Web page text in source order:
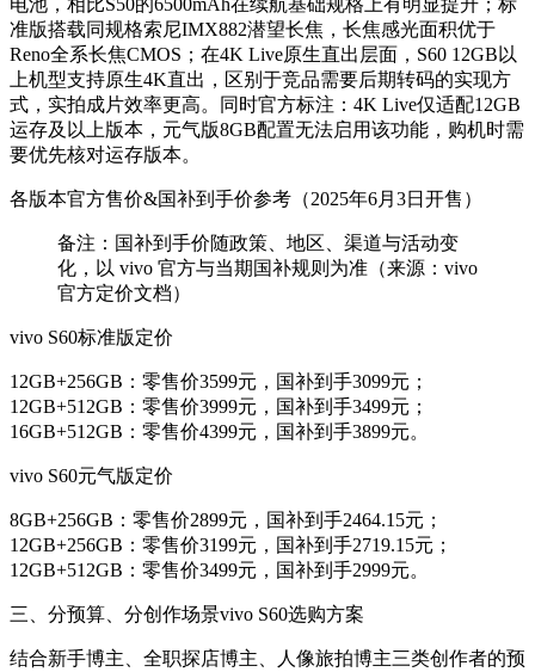
电池，相比S50的6500mAh在续航基础规格上有明显提升；标
准版搭载同规格索尼IMX882潜望长焦，长焦感光面积优于
Reno全系长焦CMOS；在4K Live原生直出层面，S60 12GB以
上机型支持原生4K直出，区别于竞品需要后期转码的实现方
式，实拍成片效率更高。同时官方标注：4K Live仅适配12GB
运存及以上版本，元气版8GB配置无法启用该功能，购机时需
要优先核对运存版本。
各版本官方售价&国补到手价参考（2025年6月3日开售）
备注：国补到手价随政策、地区、渠道与活动变
化，以 vivo 官方与当期国补规则为准（来源：vivo
官方定价文档）
vivo S60标准版定价
12GB+256GB：零售价3599元，国补到手3099元；
12GB+512GB：零售价3999元，国补到手3499元；
16GB+512GB：零售价4399元，国补到手3899元。
vivo S60元气版定价
8GB+256GB：零售价2899元，国补到手2464.15元；
12GB+256GB：零售价3199元，国补到手2719.15元；
12GB+512GB：零售价3499元，国补到手2999元。
三、分预算、分创作场景vivo S60选购方案
结合新手博主、全职探店博主、人像旅拍博主三类创作者的预